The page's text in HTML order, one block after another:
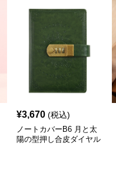
¥3,670 (税込)
ノートカバーB6 月と太
陽の型押し合皮ダイヤル